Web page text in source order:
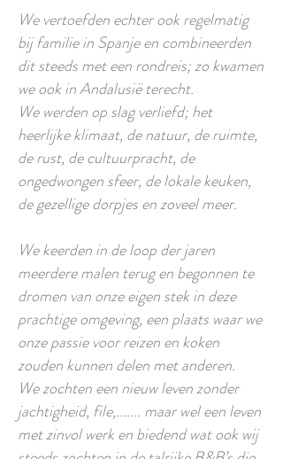
We vertoefden echter ook regelmatig
bij familie in Spanje en combineerden
dit steeds met een rondreis; zo kwamen
we ook in Andalusië terecht.
We werden op slag verliefd; het
heerlijke klimaat, de natuur, de ruimte,
de rust, de cultuurpracht, de
ongedwongen sfeer, de lokale keuken,
de gezellige dorpjes en zoveel meer.
We keerden in de loop der jaren
meerdere malen terug en begonnen te
dromen van onze eigen stek in deze
prachtige omgeving, een plaats waar we
onze passie voor reizen en koken
zouden kunnen delen met anderen.
We zochten een nieuw leven zonder
jachtigheid, file,....... maar wel een leven
met zinvol werk en biedend wat ook wij